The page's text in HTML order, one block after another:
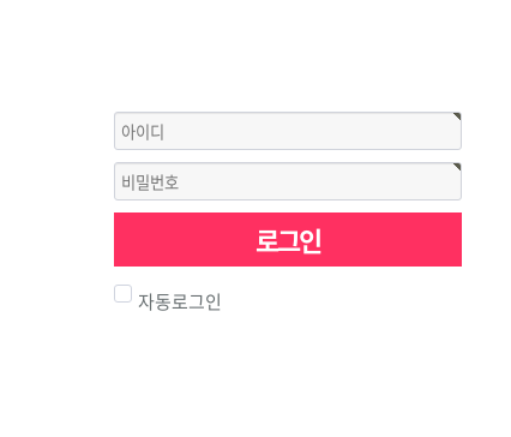
로그인
자동로그인